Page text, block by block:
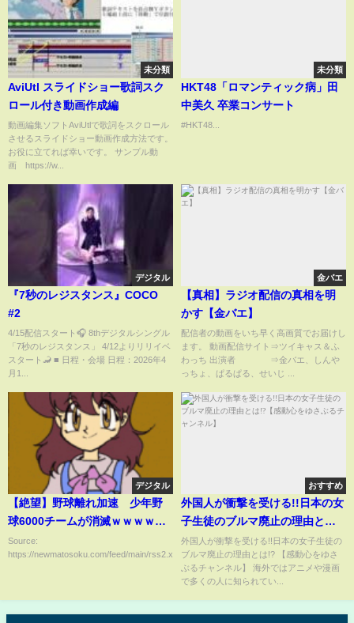
未分類
AviUtl スライドショー歌詞スク
ロール付き動画作成編
動画編集ソフトAviUtlで歌詞をスクロール
させるスライドショー動画作成方法です。
お役に立てれば幸いです。 サンプル動
画 https://w...
未分類
HKT48「ロマンティック病」田
中美久 卒業コンサート
#HKT48...
デジタル
『7秒のレジスタンス』COCO
#2
4/15配信スタート🎧 8thデジタルシングル
「7秒のレジスタンス」 4/12よりリリイベ
スタート🦂 ■ 日程・会場 日程：2026年4
月1...
金バエ
【真相】ラジオ配信の真相を明
かす【金バエ】
配信者の動画をいち早く高画質でお届けし
ます。 動画配信サイト⇒ツイキャス＆ふ
わっち 出演者 ⇒金バエ、しんや
っちょ、ぱるぱる、せいじ ...
デジタル
【絶望】野球離れ加速 少年野
球6000チームが消滅ｗｗｗｗｗ
ｗｗｗｗｗｗｗｗ
Source:
https://newmatosoku.com/feed/main/rss2.xml...
おすすめ
外国人が衝撃を受ける!!日本の女
子生徒のブルマ廃止の理由と
は!?【感動心をゆさぶるチャン
ネル】
外国人が衝撃を受ける!!日本の女子生徒の
ブルマ廃止の理由とは!? 【感動心をゆさ
ぶるチャンネル】 海外ではアニメや漫画
で多くの人に知られてい...